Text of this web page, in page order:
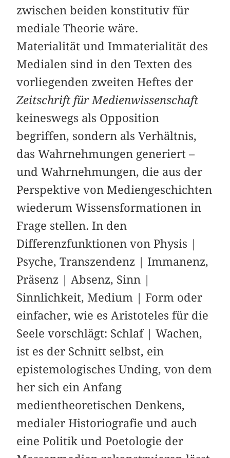
zwischen beiden konstitutiv für
mediale Theorie wäre.
Materialität und Immaterialität des
Medialen sind in den Texten des
vorliegenden zweiten Heftes der
Zeitschrift für Medienwissenschaft
keineswegs als Opposition
begriffen, sondern als Verhältnis,
das Wahrnehmungen generiert –
und Wahrnehmungen, die aus der
Perspektive von Mediengeschichten
wiederum Wissensformationen in
Frage stellen. In den
Differenzfunktionen von Physis |
Psyche, Transzendenz | Immanenz,
Präsenz | Absenz, Sinn |
Sinnlichkeit, Medium | Form oder
einfacher, wie es Aristoteles für die
Seele vorschlägt: Schlaf | Wachen,
ist es der Schnitt selbst, ein
epistemologisches Unding, von dem
her sich ein Anfang
medientheoretischen Denkens,
medialer Historiografie und auch
eine Politik und Poetologie der